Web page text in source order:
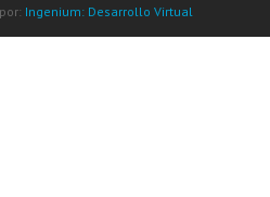
Ingenium: Desarrollo Virtual